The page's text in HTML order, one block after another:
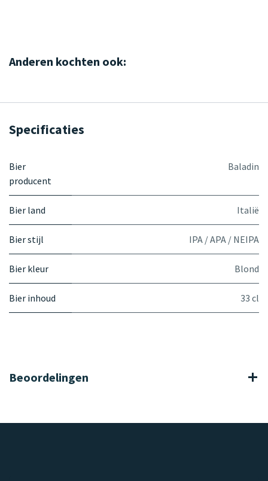
Anderen kochten ook:
Specificaties
Bier
producent
Baladin
Bier land Italië
Bier stijl IPA / APA / NEIPA
Bier kleur Blond
Bier inhoud 33 cl
Beoordelingen